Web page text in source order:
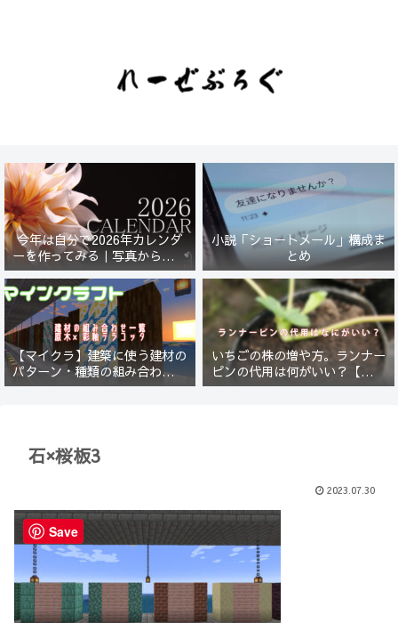
今年は自分で2026年カレンダ
ーを作ってみる｜写真から始ま
る小さなプロジェクト【一灯
花】
小説「ショートメール」構成ま
とめ
【マイクラ】建築に使う建材の
パターン・種類の組み合わせ一
覧！原木×彩釉テラコッタ編
いちごの株の増や方。ランナー
ピンの代用は何がいい？【５年
放置したイチゴは復活するの
石×桜板3
2023.07.30
Save